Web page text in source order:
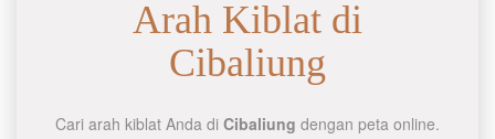
Arah Kiblat di
Cibaliung
Cari arah kiblat Anda di Cibaliung dengan peta online.